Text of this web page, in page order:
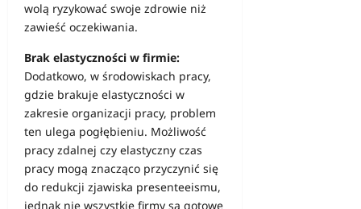
wolą ryzykować swoje zdrowie niż
zawieść oczekiwania.
Brak elastyczności w firmie:
Dodatkowo, w środowiskach pracy,
gdzie brakuje elastyczności w
zakresie organizacji pracy, problem
ten ulega pogłębieniu. Możliwość
pracy zdalnej czy elastyczny czas
pracy mogą znacząco przyczynić się
do redukcji zjawiska presenteeismu,
jednak nie wszystkie firmy są gotowe